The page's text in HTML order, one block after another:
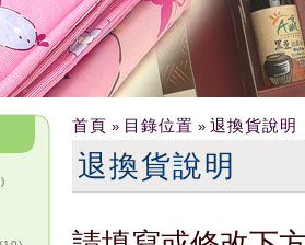
首頁 » 目錄位置 » 退換貨說明
退換貨說明